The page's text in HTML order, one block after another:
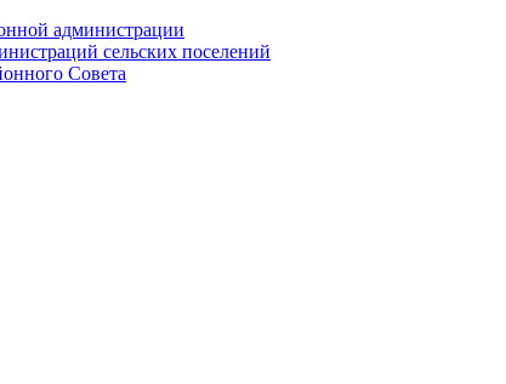
администрации
сельских поселений
Совета